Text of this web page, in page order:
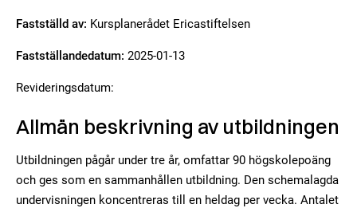
Fastställd av: Kursplanerådet Ericastiftelsen
Fastställandedatum: 2025-01-13
Revideringsdatum:
Allmän beskrivning av utbildningen
Utbildningen pågår under tre år, omfattar 90 högskolepoäng
och ges som en sammanhållen utbildning. Den schemalagda
undervisningen koncentreras till en heldag per vecka. Antalet